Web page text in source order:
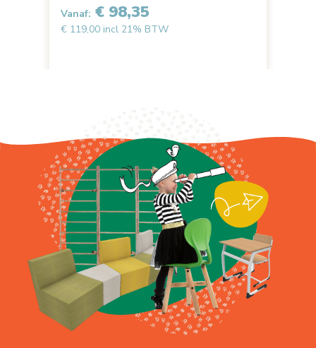
Vanaf: € 98,35
€ 119,00 incl 21% BTW